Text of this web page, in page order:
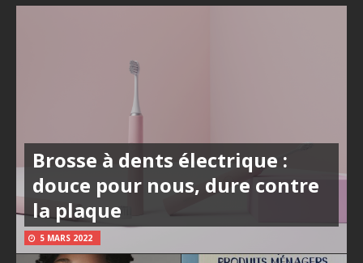
Brosse à dents électrique :
douce pour nous, dure contre
la plaque
5 MARS 2022